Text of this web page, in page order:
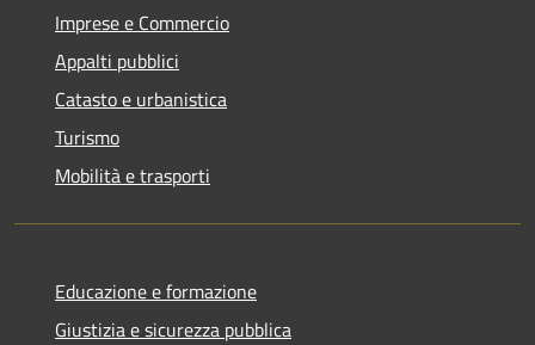
Imprese e Commercio
Appalti pubblici
Catasto e urbanistica
Turismo
Mobilità e trasporti
Educazione e formazione
Giustizia e sicurezza pubblica